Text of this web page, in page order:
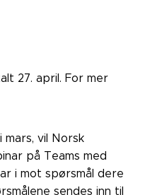
27. april. For mer
vil Norsk
på Teams med
i mot spørsmål dere
sendes inn til